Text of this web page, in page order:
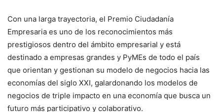
Con una larga trayectoria, el Premio Ciudadanía
Empresaria es uno de los reconocimientos más
prestigiosos dentro del ámbito empresarial y está
destinado a empresas grandes y PyMEs de todo el país
que orientan y gestionan su modelo de negocios hacia las
economías del siglo XXI, galardonando los modelos de
negocios de triple impacto en una economía que busca un
futuro más participativo y colaborativo.